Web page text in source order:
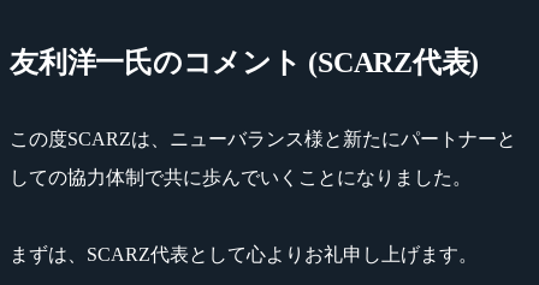
友利洋一氏のコメント (SCARZ代表)
この度SCARZは、ニューバランス様と新たにパートナーと
しての協力体制で共に歩んでいくことになりました。
まずは、SCARZ代表として心よりお礼申し上げます。